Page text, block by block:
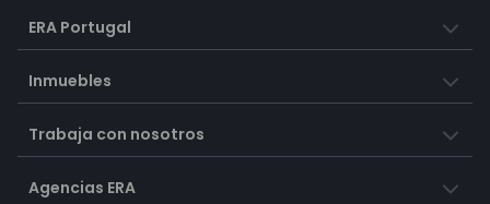
ERA Portugal
Inmuebles
Trabaja con nosotros
Agencias ERA